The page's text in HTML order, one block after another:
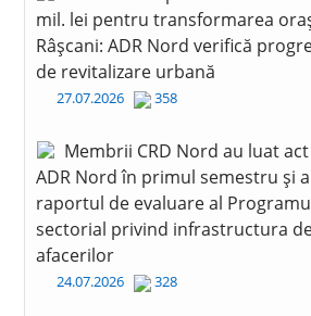
mil. lei pentru transformarea
Râșcani: ADR Nord verifică
de revitalizare urbană
27.07.2026 358
Membrii CRD Nord au luat
ADR Nord în primul semestru și
raportul de evaluare al
sectorial privind infrastructura
afacerilor
24.07.2026 328